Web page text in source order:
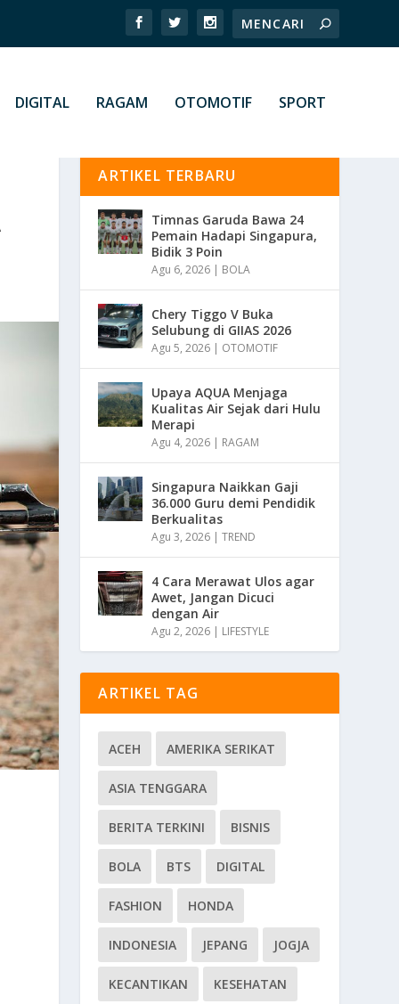
DIGITAL RAGAM OTOMOTIF SPORT
ARTIKEL TERBARU
Timnas Garuda Bawa 24
Pemain Hadapi Singapura,
Bidik 3 Poin
Agu 6, 2026 | BOLA
Chery Tiggo V Buka
Selubung di GIIAS 2026
Agu 5, 2026 | OTOMOTIF
Upaya AQUA Menjaga
Kualitas Air Sejak dari Hulu
Merapi
Agu 4, 2026 | RAGAM
Singapura Naikkan Gaji
36.000 Guru demi Pendidik
Berkualitas
Agu 3, 2026 |TREND
4 Cara Merawat Ulos agar
Awet, Jangan Dicuci
dengan Air
Agu 2, 2026 | LIFESTYLE
ARTIKEL TAG
ACEH AMERIKA SERIKAT
ASIA TENGGARA
BERITA TERKINI BISNIS
BOLA BTS DIGITAL
FASHION HONDA
INDONESIA JEPANG JOGJA
KECANTIKAN KESEHATAN